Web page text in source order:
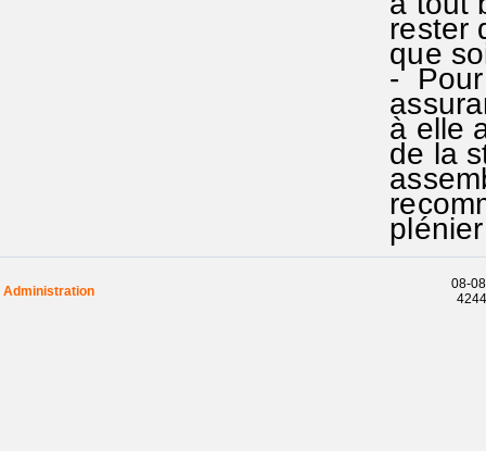
rester
que
- Pour
à elle
de la
Administration
08-